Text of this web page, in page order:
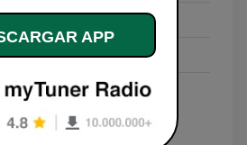
Joanne Wilder
Fearless Fred
Q107 Evenings
APP